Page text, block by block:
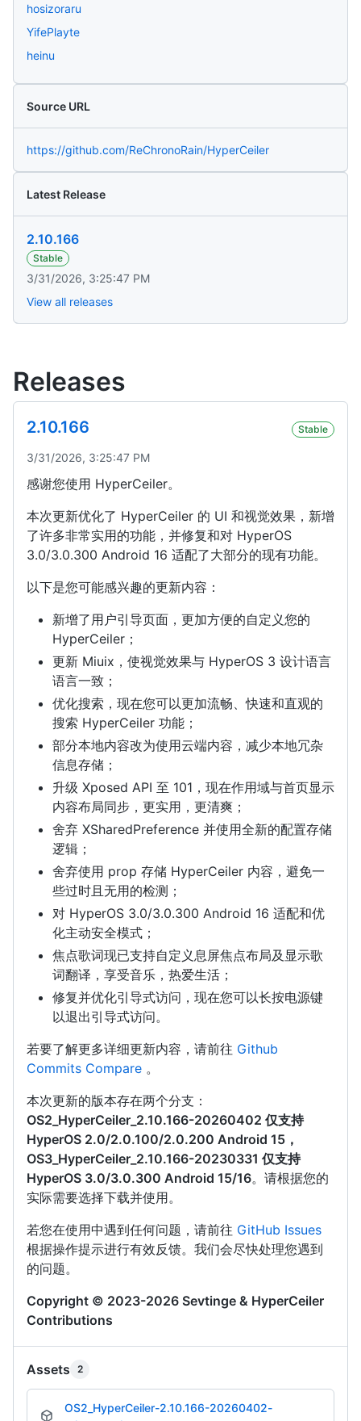
hosizoraru
YifePlayte
heinu
Source URL
https://github.com/ReChronoRain/HyperCeiler
Latest Release
2.10.166
Stable
3/31/2026, 3:25:47 PM
View all releases
Releases
2.10.166 Stable
3/31/2026, 3:25:47 PM
感谢您使用 HyperCeiler。
本次更新优化了 HyperCeiler 的 UI 和视觉效果，新增
了许多非常实用的功能，并修复和对 HyperOS
3.0/3.0.300 Android 16 适配了大部分的现有功能。
以下是您可能感兴趣的更新内容：
新增了用户引导页面，更加方便的自定义您的
HyperCeiler；
更新 Miuix，使视觉效果与 HyperOS 3 设计语言
语言一致；
优化搜索，现在您可以更加流畅、快速和直观的
搜索 HyperCeiler 功能；
部分本地内容改为使用云端内容，减少本地冗杂
信息存储；
升级 Xposed API 至 101，现在作用域与首页显示
内容布局同步，更实用，更清爽；
舍弃 XSharedPreference 并使用全新的配置存储
逻辑；
舍弃使用 prop 存储 HyperCeiler 内容，避免一
些过时且无用的检测；
对 HyperOS 3.0/3.0.300 Android 16 适配和优
化主动安全模式；
焦点歌词现已支持自定义息屏焦点布局及显示歌
词翻译，享受音乐，热爱生活；
修复并优化引导式访问，现在您可以长按电源键
以退出引导式访问。
若要了解更多详细更新内容，请前往 Github
Commits Compare 。
本次更新的版本存在两个分支：
OS2_HyperCeiler_2.10.166-20260402 仅支持
HyperOS 2.0/2.0.100/2.0.200 Android 15，
OS3_HyperCeiler_2.10.166-20230331 仅支持
HyperOS 3.0/3.0.300 Android 15/16。请根据您的
实际需要选择下载并使用。
若您在使用中遇到任何问题，请前往 GitHub Issues
根据操作提示进行有效反馈。我们会尽快处理您遇到
的问题。
Copyright © 2023-2026 Sevtinge & HyperCeiler
Contributions
Assets 2
OS2_HyperCeiler-2.10.166-20260402-